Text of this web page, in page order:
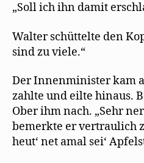
„Soll ich ihn damit
Walter schüttelte den
sind zu viele.“
Der Innenminister kam
zahlte und eilte hinaus.
Ober ihm nach. „Sehr
bemerkte er vertraulich
heut‘ net amal sei‘